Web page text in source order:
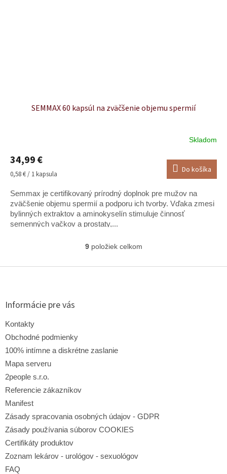
SEMMAX 60 kapsúl na zväčšenie objemu spermií
produktu
je
4,7
z
hviezdičiek.
Skladom
34,99 €
Jednotková
0,58 € / 1 kapsula Do košíka
Semmax je certifikovaný prírodný doplnok pre mužov na
zväčšenie objemu spermií a podporu ich tvorby. Vďaka zmesi
bylinných extraktov a aminokyselín stimuluje činnosť
semenných vačkov a prostaty,...
O
l
r
v
i
s
u
9položiek celkom
Z
Informácie pre vás
Kontakty
Obchodné podmienky
100% intímne a diskrétne zaslanie
Mapa serveru
2people s.r.o.
Referencie zákazníkov
Manifest
Zásady spracovania osobných údajov - GDPR
Zásady používania súborov COOKIES
Certifikáty produktov
Zoznam lekárov - urológov - sexuológov
FAQ